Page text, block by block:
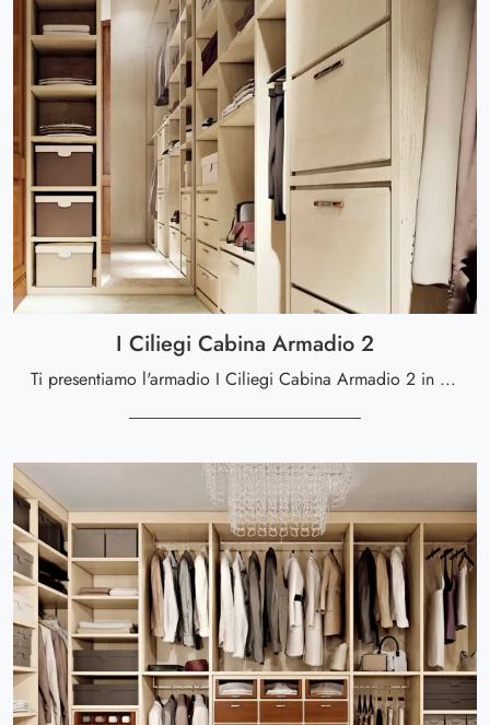
I Ciliegi Cabina Armadio 2
Ti presentiamo l'armadio I Ciliegi Cabina Armadio 2 in laccato opaco di Le Fablier! Un ricco catalogo di armadi cabine armadio con ante battenti.